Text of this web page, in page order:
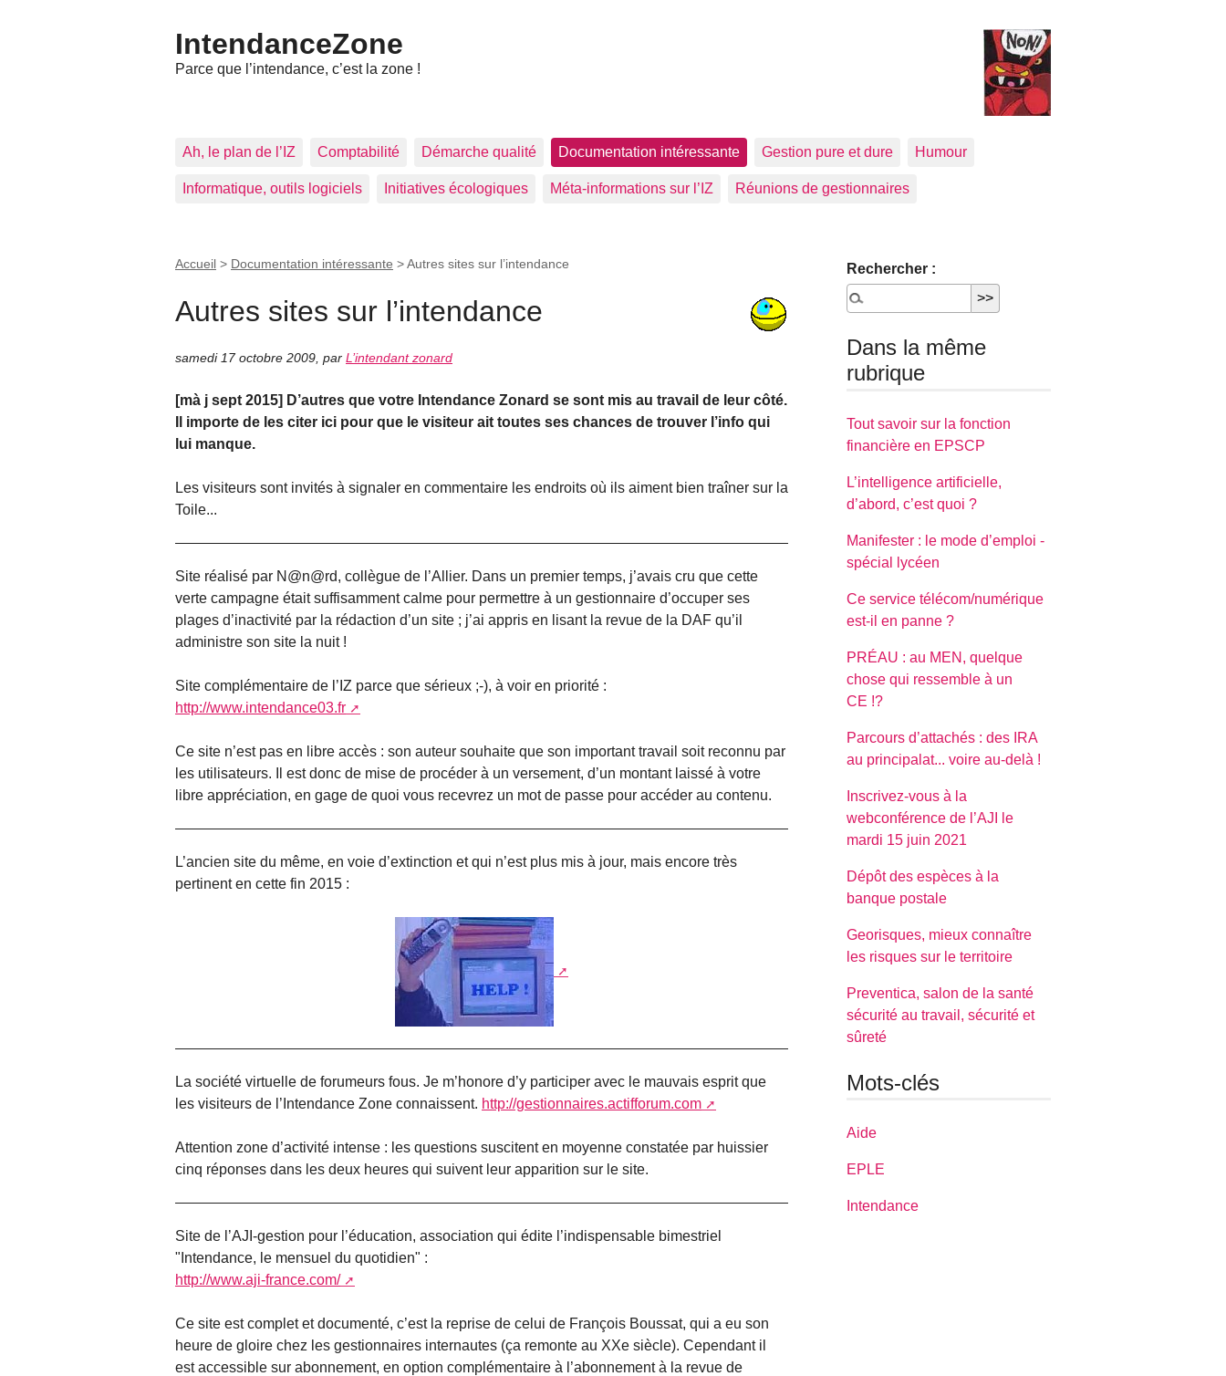
IntendanceZone
Parce que l’intendance, c’est la zone !
Ah, le plan de l’IZ Comptabilité Démarche qualité Documentation intéressante Gestion pure et dure Humour
Informatique, outils logiciels Initiatives écologiques Méta-informations sur l’IZ Réunions de gestionnaires
Accueil > Documentation intéressante >Autres sites sur l’intendance
Autres sites sur l’intendance
samedi 17 octobre 2009 par L’intendant zonard
[mà j sept 2015] D’autres que votre Intendance Zonard se sont mis au travail de leur côté.
Il importe de les citer ici pour que le visiteur ait toutes ses chances de trouver l’info qui
lui manque.
Les visiteurs sont invités à signaler en commentaire les endroits où ils aiment bien traîner sur la
Toile...
Site réalisé par N@n@rd, collègue de l’Allier. Dans un premier temps, j’avais cru que cette
verte campagne était suffisamment calme pour permettre à un gestionnaire d’occuper ses
plages d’inactivité par la rédaction d’un site ; j’ai appris en lisant la revue de la DAF qu’il
administre son site la nuit !
Site complémentaire de l’IZ parce que sérieux ;-), à voir en priorité :
http://www.intendance03.fr
Ce site n’est pas en libre accès : son auteur souhaite que son important travail soit reconnu par
les utilisateurs. Il est donc de mise de procéder à un versement, d’un montant laissé à votre
libre appréciation, en gage de quoi vous recevrez un mot de passe pour accéder au contenu.
L’ancien site du même, en voie d’extinction et qui n’est plus mis à jour, mais encore très
pertinent en cette fin 2015 :
La société virtuelle de forumeurs fous. Je m’honore d’y participer avec le mauvais esprit que
les visiteurs de l’Intendance Zone connaissent. http://gestionnaires.actifforum.com
Attention zone d’activité intense : les questions suscitent en moyenne constatée par huissier
cinq réponses dans les deux heures qui suivent leur apparition sur le site.
Site de l’AJI-gestion pour l’éducation, association qui édite l’indispensable bimestriel
"Intendance, le mensuel du quotidien" :
http://www.aji-france.com/
Ce site est complet et documenté, c’est la reprise de celui de François Boussat, qui a eu son
heure de gloire chez les gestionnaires internautes (ça remonte au XXe siècle). Cependant il
est accessible sur abonnement, en option complémentaire à l’abonnement à la revue de
Rechercher :
Dans la même
rubrique
Tout savoir sur la fonction
financière en EPSCP
L’intelligence artificielle,
d’abord, c’est quoi ?
Manifester : le mode d’emploi -
spécial lycéen
Ce service télécom/numérique
est-il en panne ?
PRÉAU : au MEN, quelque
chose qui ressemble à un
CE !?
Parcours d’attachés : des IRA
au principalat... voire au-delà !
Inscrivez-vous à la
webconférence de l’AJI le
mardi 15 juin 2021
Dépôt des espèces à la
banque postale
Georisques, mieux connaître
les risques sur le territoire
Preventica, salon de la santé
sécurité au travail, sécurité et
sûreté
Mots-clés
Aide
EPLE
Intendance